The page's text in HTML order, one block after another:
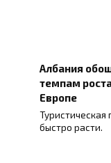
Албания
темпам
Европе
быстро расти.